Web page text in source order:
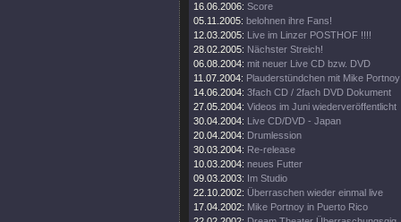
16.06.2006: Score
05.11.2005: belohnen ihre Fans!
12.03.2005: Live im Linzer POSTHOF !!!!
28.02.2005: Nächster Streich!
06.08.2004: mit neuer Live CD bzw. DVD
11.07.2004: Plauderstündchen mit Mike Portnoy
14.06.2004: 3fach CD / 2fach DVD Dokument
27.05.2004: Videos im Juni wiederveröffentlicht
30.04.2004: Live CD/DVD - Japan
20.04.2004: Drumlession
30.03.2004: Re-release
10.03.2004: neues Futter
09.03.2003: Im Studio
22.10.2002: Überraschen wieder einmal live
17.04.2002: Mike Portnoy in Puerto Rico